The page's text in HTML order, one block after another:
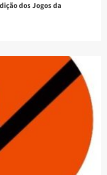
dos Jogos da